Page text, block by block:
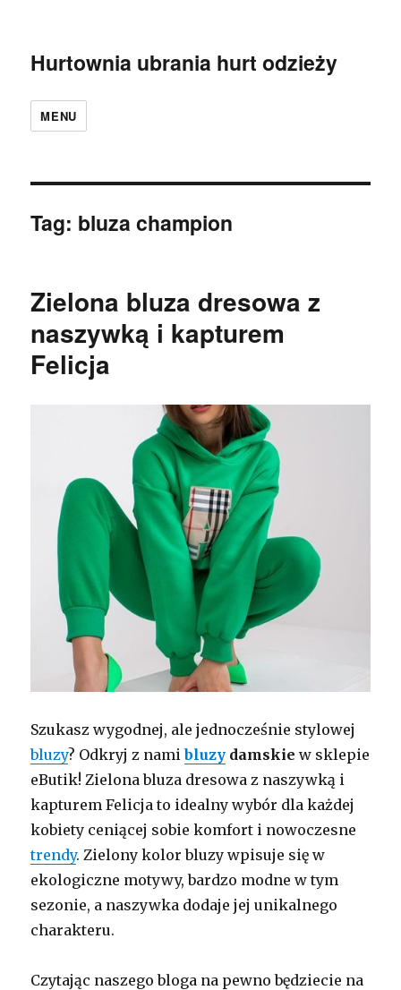
Hurtownia ubrania hurt odzieży
MENU
Tag: bluza champion
Zielona bluza dresowa z
naszywką i kapturem
Felicja
Szukasz wygodnej, ale jednocześnie stylowej
bluzy? Odkryj z namibluzy damskie w sklepie
eButik! Zielona bluza dresowa z naszywką i
kapturem Felicja to idealny wybór dla każdej
kobiety ceniącej sobie komfort i nowoczesne
trendy. Zielony kolor bluzy wpisuje się w
ekologiczne motywy, bardzo modne w tym
sezonie, a naszywka dodaje jej unikalnego
charakteru.
Czytając naszego bloga na pewno będziecie na